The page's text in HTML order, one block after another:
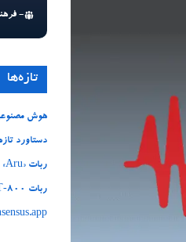
-
تازه‌ها
هوش
دستاورد
ربات «Aru» محصول شرکت فرانسوی Nio Robotics
ربات T‑800